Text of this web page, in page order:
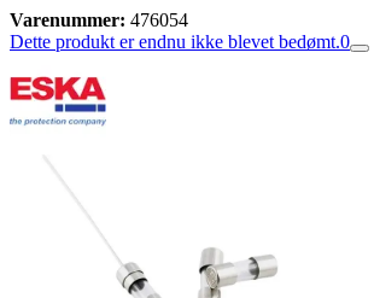
Varenummer: 476054
Dette produkt er endnu ikke blevet bedømt.0